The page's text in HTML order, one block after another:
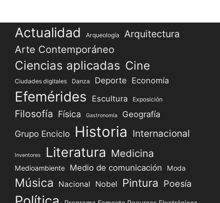
Actualidad Arqueología Arquitectura
Arte Contemporáneo
Ciencias aplicadas Cine
Ciudades digitales Danza Deporte Economía
Efemérides Escultura Exposición
Filosofía Física Gastronomía Geografía
Grupo Enciclo Historia Internacional
Inventores Literatura Medicina
Medioambiente Medio de comunicación Moda
Música Nacional Nobel Pintura Poesía